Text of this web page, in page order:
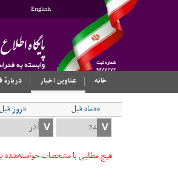
English
خانه عناوین اخبار دربارهٔ
««ماه قبل «روز قبل
هیچ مطلبی با مشخصات خواسته‌شده